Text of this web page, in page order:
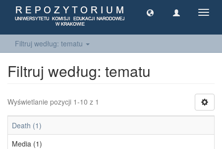
Filtruj według: tematu
Filtruj według: tematu
Wyświetlanie pozycji 1-10 z 1
Death (1)
Media (1)